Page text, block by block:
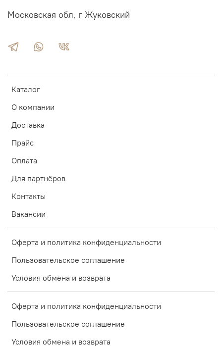
Каталог
О компании
Доставка
Прайс
Оплата
Для партнёров
Контакты
Вакансии
Оферта и политика конфиденциальности
Пользовательское соглашение
Условия обмена и возврата
Оферта и политика конфиденциальности
Пользовательское соглашение
Условия обмена и возврата
Московская обл, г Жуковский